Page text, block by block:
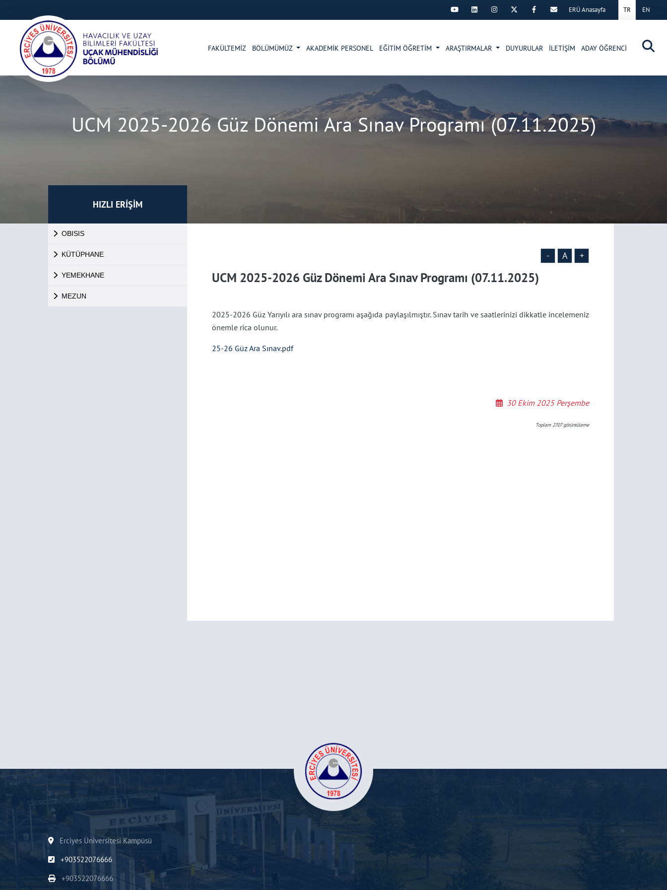
×
TR EN
ERÜ Anasayfa
FAKÜLTEMİZ BÖLÜMÜMÜZ AKADEMİK PERSONEL EĞİTİM ÖĞRETİM ARAŞTIRMALAR DUYURULAR İLETİŞİM ADAY ÖĞRENCİ
UCM 2025-2026 Güz Dönemi Ara Sınav Programı (07.11.2025)
HIZLI ERİŞİM
OBISIS
KÜTÜPHANE
YEMEKHANE
MEZUN
- A +
UCM 2025-2026 Güz Dönemi Ara Sınav Programı (07.11.2025)
2025-2026 Güz Yarıyılı ara sınav programı aşağıda paylaşılmıştır. Sınav tarih ve saatlerinizi dikkatle incelemeniz
önemle rica olunur.
25-26 Güz Ara Sınav.pdf
30 Ekim 2025 Perşembe
Toplam2707görüntüleme
Erciyes Üniversitesi Kampüsü
+903522076666
+903522076666